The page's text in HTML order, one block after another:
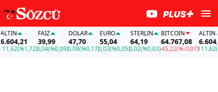
(%1,72)
FAİZ
39,99
0,04(%0,09)
DOLAR
47,70
0,08(%0,17)
EURO
55,04
0,03(%0,05)
STERLIN
64,19
0,02(%0,03)
BITCOIN
64.767,08
-45,22(%-0,07)
ALTIN
6.604,21
111,62